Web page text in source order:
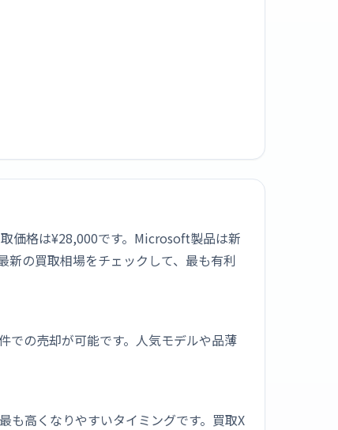
価格は¥28,000です。Microsoft製品は新
新の買取相場をチェックして、最も有利
での売却が可能です。人気モデルや品薄
も高くなりやすいタイミングです。買取X